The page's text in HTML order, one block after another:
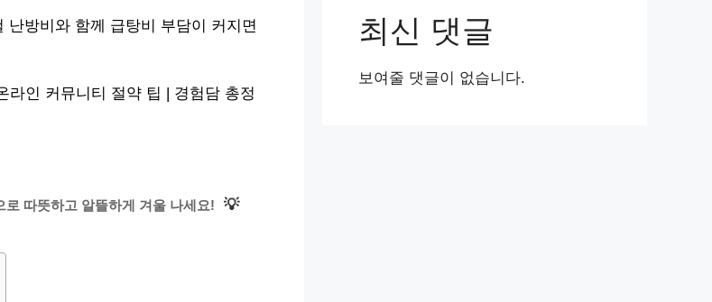
방비와 함께 급탕비 부담이 커지면
라인 커뮤니티 절약 팁 | 경험담 총정
따뜻하고 알뜰하게 겨울 나세요! 💡
최신 댓글
보여줄 댓글이 없습니다.